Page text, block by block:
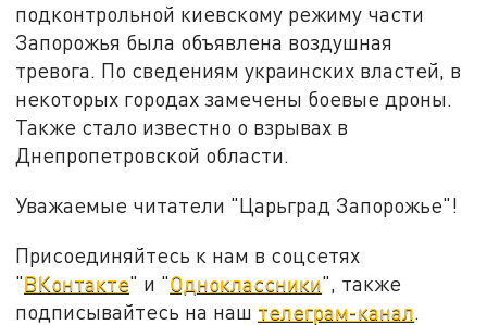
подконтрольной киевскому режиму части
Запорожья была объявлена воздушная
тревога. По сведениям украинских властей, в
некоторых городах замечены боевые дроны.
Также стало известно о взрывах в
Днепропетровской области.
Уважаемые читатели "Царьград Запорожье"!
Присоединяйтесь к нам в соцсетях
"ВКонтакте" и "Одноклассники", также
подписывайтесь на наш телеграм-канал.